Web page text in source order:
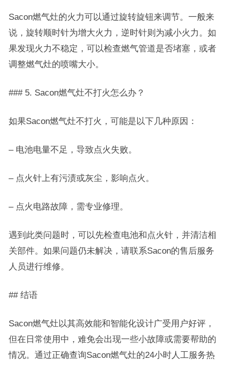
Sacon燃气灶的火力可以通过旋转旋钮来调节。一般来
说，旋转顺时针为增大火力，逆时针则为减小火力。如
果发现火力不稳定，可以检查燃气管道是否堵塞，或者
调整燃气灶的喷嘴大小。
### 5. Sacon燃气灶不打火怎么办？
如果Sacon燃气灶不打火，可能是以下几种原因：
– 电池电量不足，导致点火失败。
– 点火针上有污渍或灰尘，影响点火。
– 点火电路故障，需专业修理。
遇到此类问题时，可以先检查电池和点火针，并清洁相
关部件。如果问题仍未解决，请联系Sacon的售后服务
人员进行维修。
## 结语
Sacon燃气灶以其高效能和智能化设计广受用户好评，
但在日常使用中，难免会出现一些小故障或需要帮助的
情况。通过正确查询Sacon燃气灶的24小时人工服务热